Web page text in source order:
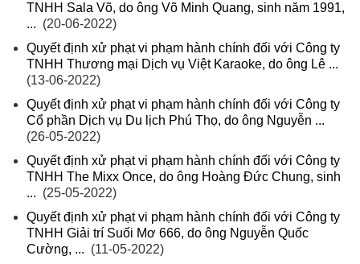
TNHH Sala Võ, do ông Võ Minh Quang, sinh năm 1991,
... (20-06-2022)
Quyết định xử phạt vi phạm hành chính đối với Công ty
TNHH Thương mại Dịch vụ Việt Karaoke, do ông Lê ...
(13-06-2022)
Quyết định xử phạt vi phạm hành chính đối với Công ty
Cổ phần Dịch vụ Du lịch Phú Thọ, do ông Nguyễn ...
(26-05-2022)
Quyết định xử phạt vi phạm hành chính đối với Công ty
TNHH The Mixx Once, do ông Hoàng Đức Chung, sinh
... (25-05-2022)
Quyết định xử phạt vi phạm hành chính đối với Công ty
TNHH Giải trí Suối Mơ 666, do ông Nguyễn Quốc
Cường, ... (11-05-2022)